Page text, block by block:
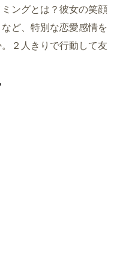
ングとは？彼女の笑顔
ど、特別な恋愛感情を
２人きりで行動して友